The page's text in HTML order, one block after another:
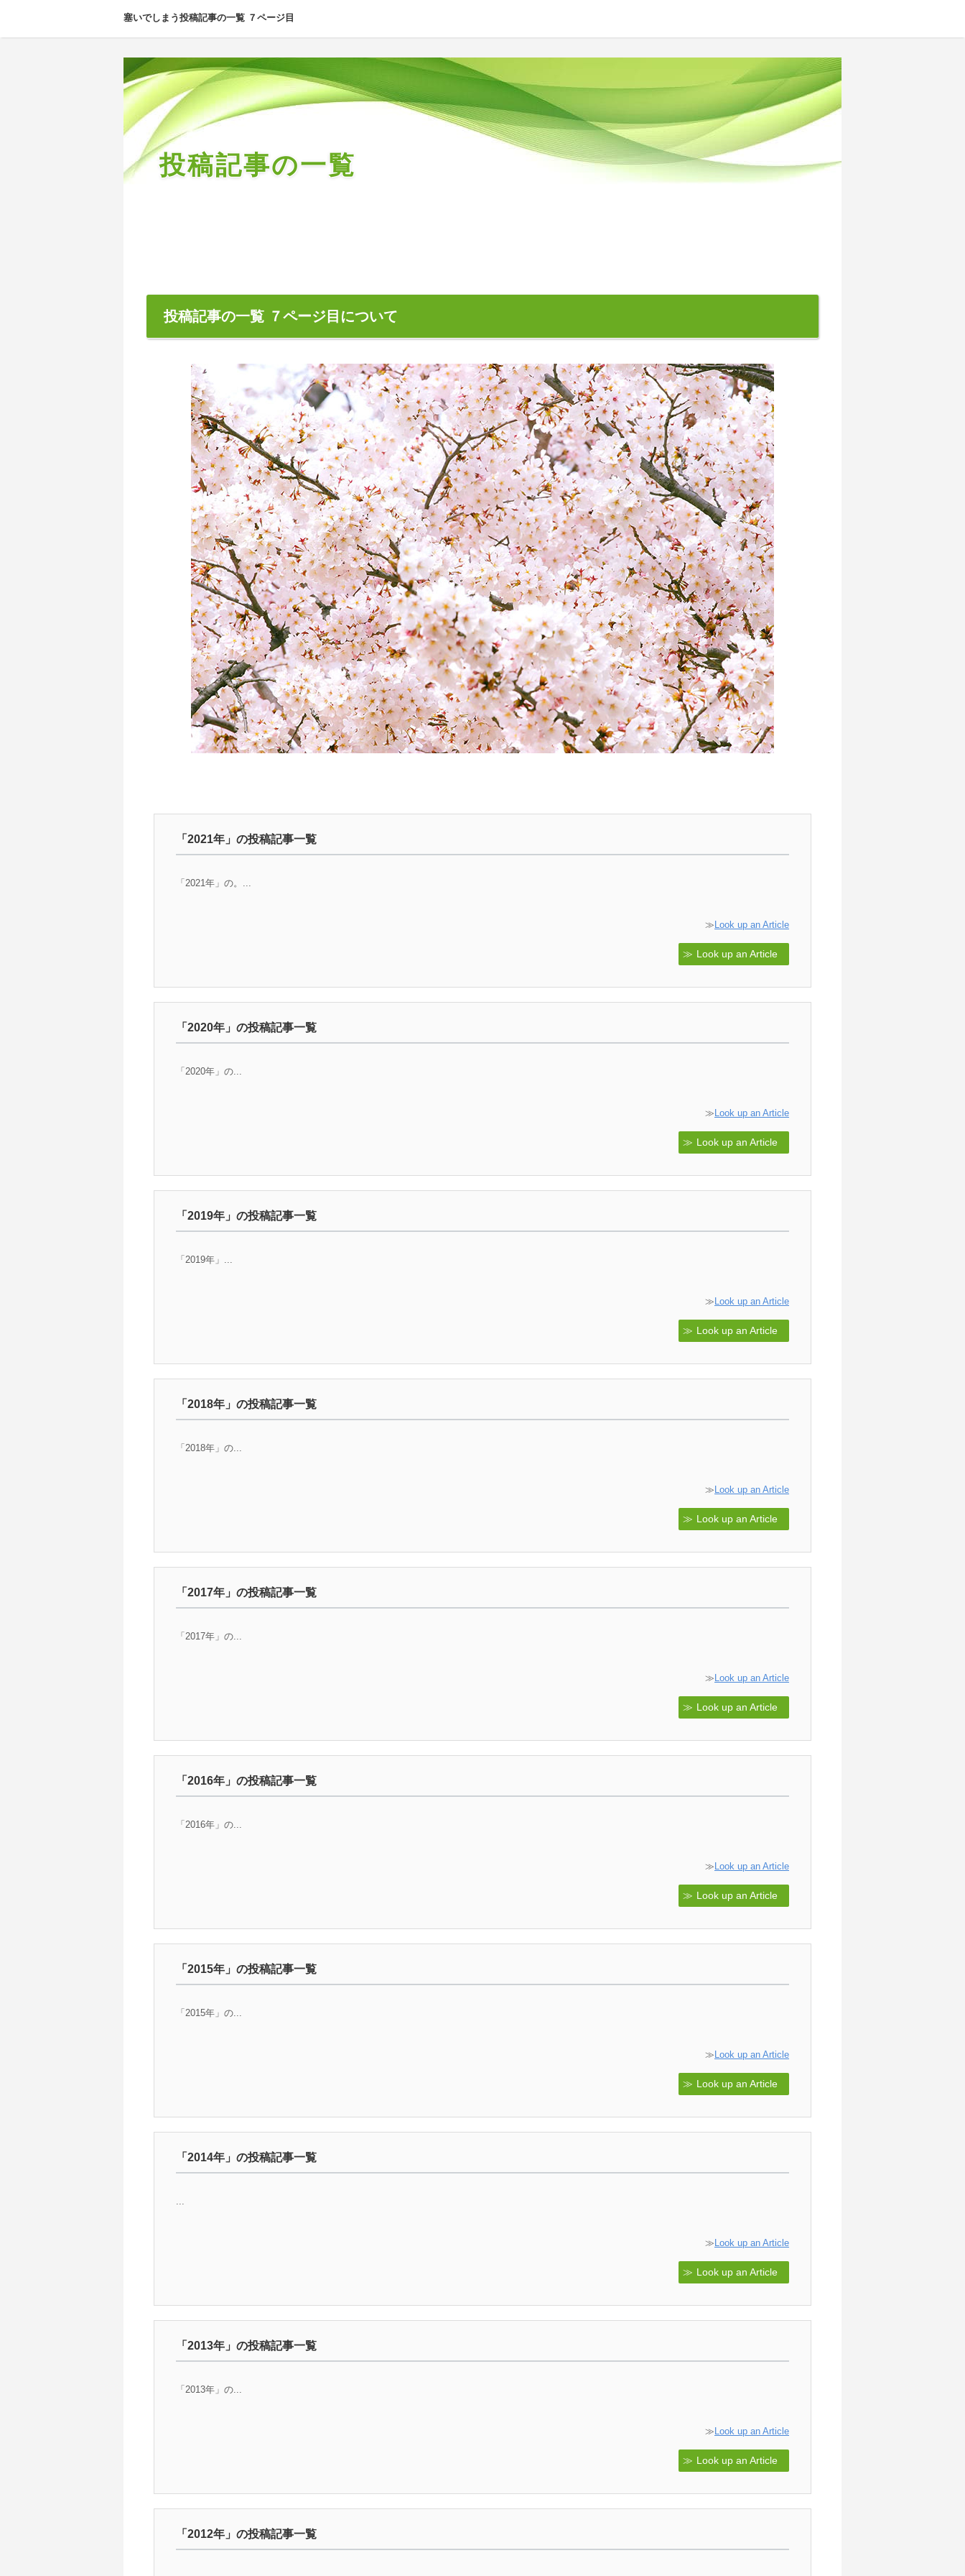
塞いでしまう投稿記事の一覧 ７ページ目
投稿記事の一覧
投稿記事の一覧 ７ページ目について
「2021年」の投稿記事一覧
「2021年」の。...
≫ Look up an Article
Look up an Article
「2020年」の投稿記事一覧
「2020年」の...
≫ Look up an Article
Look up an Article
「2019年」の投稿記事一覧
「2019年」...
≫ Look up an Article
Look up an Article
「2018年」の投稿記事一覧
「2018年」の...
≫ Look up an Article
Look up an Article
「2017年」の投稿記事一覧
「2017年」の...
≫ Look up an Article
Look up an Article
「2016年」の投稿記事一覧
「2016年」の...
≫ Look up an Article
Look up an Article
「2015年」の投稿記事一覧
「2015年」の...
≫ Look up an Article
Look up an Article
「2014年」の投稿記事一覧
...
≫ Look up an Article
Look up an Article
「2013年」の投稿記事一覧
「2013年」の...
≫ Look up an Article
Look up an Article
「2012年」の投稿記事一覧